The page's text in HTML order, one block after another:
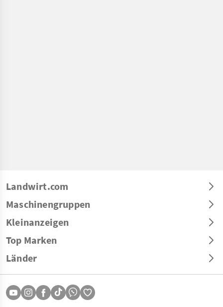
Landwirt.com
Maschinengruppen
Kleinanzeigen
Top Marken
Länder